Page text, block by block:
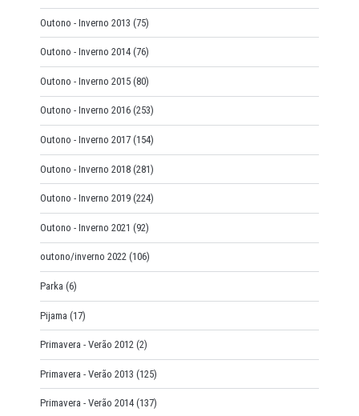
Outono - Inverno 2013 (75)
Outono - Inverno 2014 (76)
Outono - Inverno 2015 (80)
Outono - Inverno 2016 (253)
Outono - Inverno 2017 (154)
Outono - Inverno 2018 (281)
Outono - Inverno 2019 (224)
Outono - Inverno 2021 (92)
outono/inverno 2022 (106)
Parka (6)
Pijama (17)
Primavera - Verão 2012 (2)
Primavera - Verão 2013 (125)
Primavera - Verão 2014 (137)